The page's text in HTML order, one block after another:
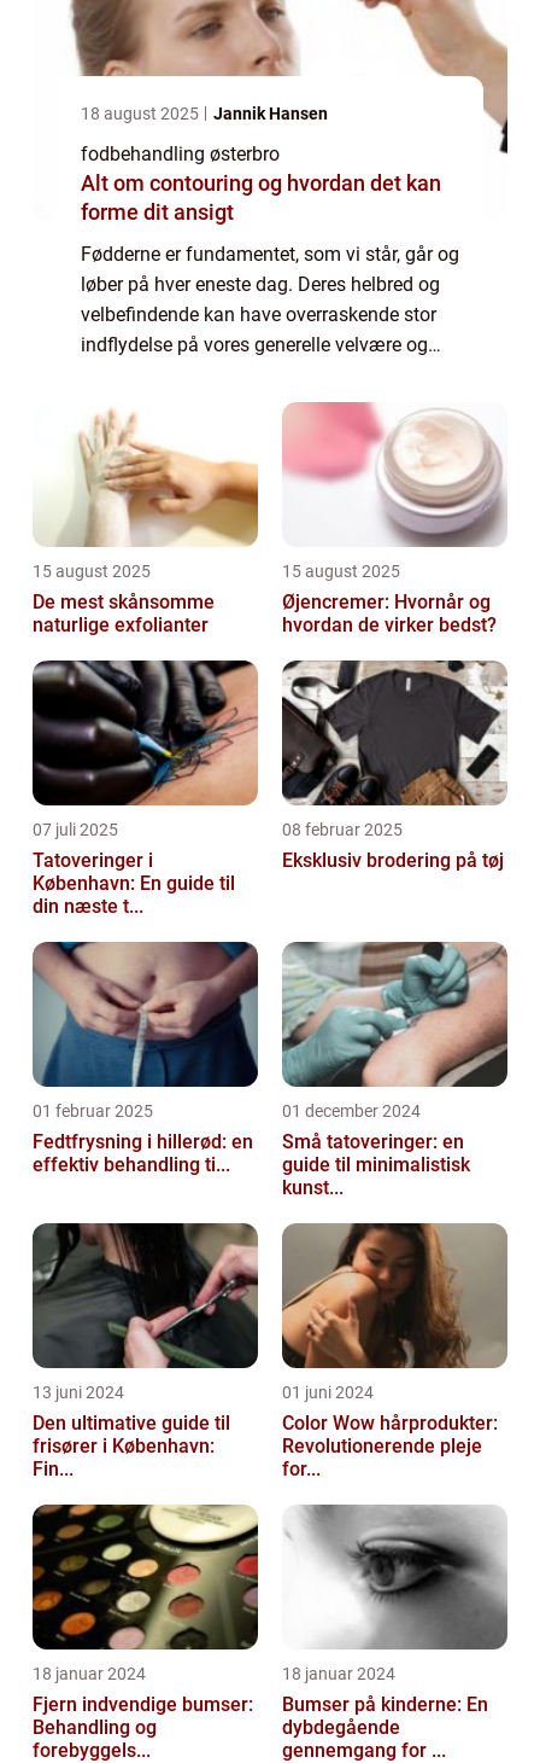
18 august 2025 Jannik Hansen
fodbehandling østerbro
Alt om contouring og hvordan det kan
forme dit ansigt
Fødderne er fundamentet, som vi står, går og
løber på hver eneste dag. Deres helbred og
velbefindende kan have overraskende stor
indflydelse på vores generelle velvære og
15 august 2025
De mest skånsomme
naturlige exfolianter
15 august 2025
Øjencremer: Hvornår og
hvordan de virker bedst?
07 juli 2025
Tatoveringer i
København: En guide til
din næste t...
08 februar 2025
Eksklusiv brodering på tøj
01 februar 2025
Fedtfrysning i hillerød: en
effektiv behandling ti...
01 december 2024
Små tatoveringer: en
guide til minimalistisk
kunst...
13 juni 2024
Den ultimative guide til
frisører i København:
Fin...
01 juni 2024
Color Wow hårprodukter:
Revolutionerende pleje
for...
18 januar 2024
Fjern indvendige bumser:
Behandling og
forebyggels...
18 januar 2024
Bumser på kinderne: En
dybdegående
gennemgang for ...